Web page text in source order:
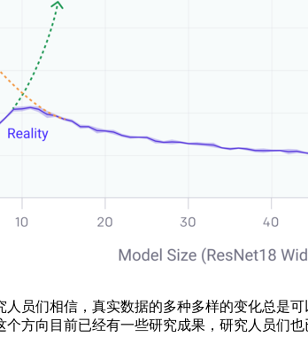
们相信，真实数据的多种多样的变化总是可
方向目前已经有一些研究成果，研究人员们也